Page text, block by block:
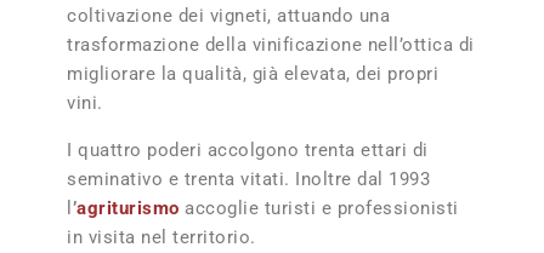
coltivazione dei vigneti, attuando una
trasformazione della vinificazione nell’ottica di
migliorare la qualità, già elevata, dei propri
vini.
I quattro poderi accolgono trenta ettari di
seminativo e trenta vitati. Inoltre dal 1993
’agriturismo accoglie turisti e professionisti
in visita nel territorio.